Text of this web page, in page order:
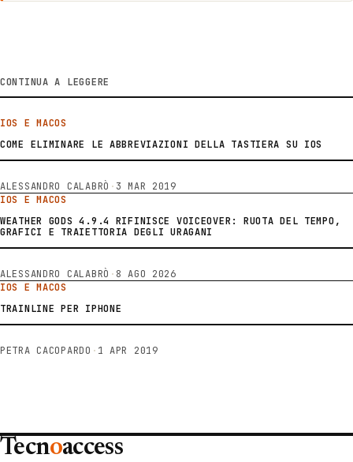
CONTINUA A LEGGERE
IOS E MACOS
COME ELIMINARE LE ABBREVIAZIONI DELLA TASTIERA SU IOS
ALESSANDRO CALABRÒ · 3 MAR 2019
IOS E MACOS
WEATHER GODS 4.9.4 RIFINISCE VOICEOVER: RUOTA DEL TEMPO,
GRAFICI E TRAIETTORIA DEGLI URAGANI
ALESSANDRO CALABRÒ · 8 AGO 2026
IOS E MACOS
TRAINLINE PER IPHONE
PETRA CACOPARDO · 1 APR 2019
Tecnoaccess